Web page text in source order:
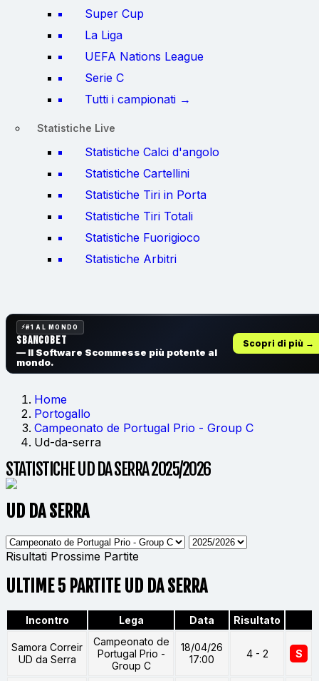
Super Cup
La Liga
UEFA Nations League
Serie C
Tutti i campionati →
Statistiche Live
Statistiche Calci d'angolo
Statistiche Cartellini
Statistiche Tiri in Porta
Statistiche Tiri Totali
Statistiche Fuorigioco
Statistiche Arbitri
#1 AL MONDO
SbancoBet
— Il Software Scommesse più potente al
mondo.
Scopri di più →
Home
Portogallo
Campeonato de Portugal Prio - Group C
Ud-da-serra
STATISTICHE UD DA SERRA 2025/2026
UD DA SERRA
Risultati Prossime Partite
ULTIME 5 PARTITE UD DA SERRA
Incontro Lega Data Risultato
Samora Correir
UD da Serra
Campeonato de
Portugal Prio -
Group C
18/04/26
17:00
4 - 2 S